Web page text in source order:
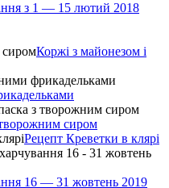
з 1 — 15 лютий 2018
Коржі з майонезом і
сиром
Рецепт Креветки в клярі
16 — 31 жовтень 2019